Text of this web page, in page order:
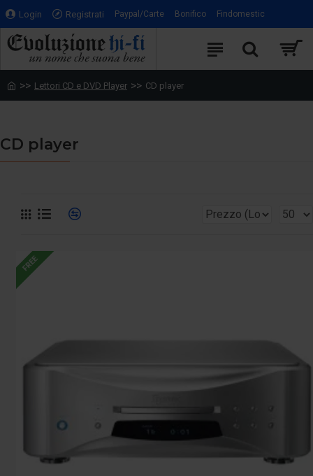
Login Registrati Paypal/Carte Bonifico Findomestic
Lettori CD e DVD Player CD player
CD player
FREE